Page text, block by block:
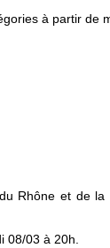
à partir de
Rhône et de la
08/03 à 20h.